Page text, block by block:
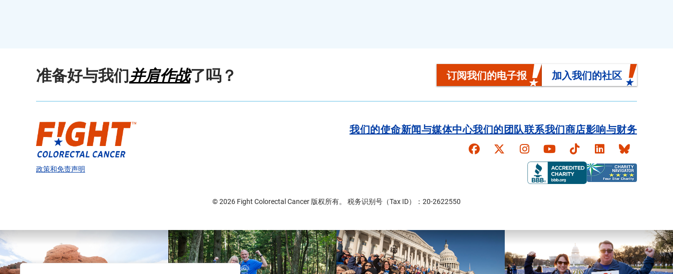
准备好与我们并肩作战了吗？ 订阅我们的电子报 加入我们的社区
我们的使命新闻与媒体中心我们的团队联系我们商店影响与财务
Faceboook
X Instagram
YouTubeTikTokLinkedInBluesky
政策和免责声明
© 2026 Fight Colorectal Cancer 版权所有。 税务识别号（Tax ID）：20-2622550